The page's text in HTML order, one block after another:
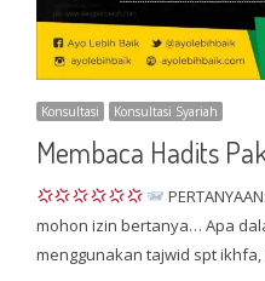
Konsultasi Konsultasi Syariah
Membaca Hadits
mohon izin bertanya… Apa
menggunakan tajwid spt